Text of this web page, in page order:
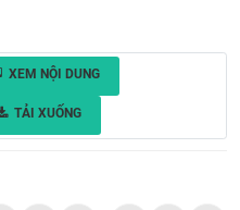
XEM NỘI DUNG
TẢI XUỐNG